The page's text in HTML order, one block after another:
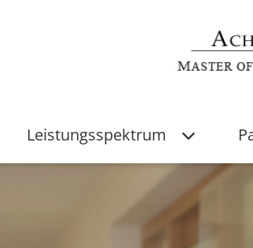
Leistungsspektrum